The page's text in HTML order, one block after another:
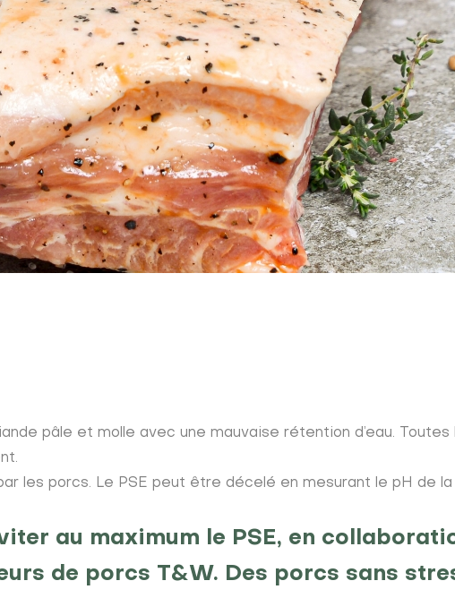
pâle et molle avec une mauvaise rétention d’eau. Toutes
les porcs. Le PSE peut être décelé en mesurant le pH de la
au maximum le PSE, en
de porcs T&W. Des porcs sans